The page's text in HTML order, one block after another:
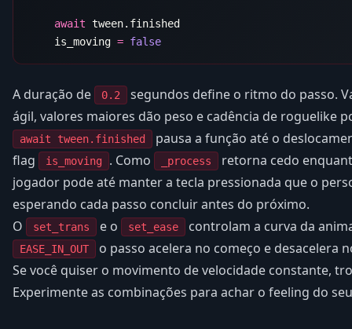
    await
    is_moving
=
A duração de 0.2
segundos define o ritmo do passo.
ágil, valores maiores dão peso e cadência de roguelike
await tween.finished
pausa a função até o
flag
is_moving . Como _process
retorna cedo
jogador pode até manter a tecla pressionada que o
esperando cada passo concluir antes do próximo.
O
set_trans e o set_ease controlam a curva da
EASE_IN_OUT
o passo acelera no começo e desacelera
Se você quiser o movimento de velocidade constante,
Experimente as combinações para achar o feeling do